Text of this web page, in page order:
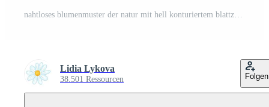
nahtloses blumenmuster der natur mit hell konturiertem blattzweigdruck. blauer Pastellhintergrund. Pro Vektor
Lidia Lykova
38.501 Ressourcen Folgen